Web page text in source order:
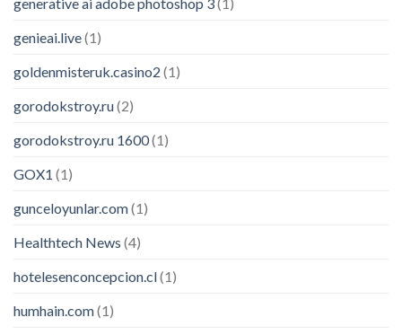
generative ai adobe photoshop 3(1)
genieai.live(1)
goldenmisteruk.casino2 (1)
gorodokstroy.ru(2)
gorodokstroy.ru 1600(1)
GOX1 (1)
gunceloyunlar.com(1)
Healthtech News (4)
hotelesenconcepcion.cl(1)
humhain.com(1)